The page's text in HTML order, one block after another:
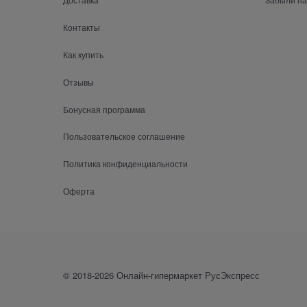
Контакты
Как купить
Отзывы
Бонусная программа
Пользовательское соглашение
Политика конфиденциальности
Оферта
© 2018-2026 Онлайн-гипермаркет РусЭкспресс